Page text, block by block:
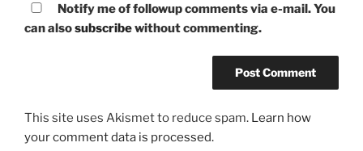
Notify me of followup comments via e-mail. You
can alsosubscribewithout commenting.
This site uses Akismet to reduce spam. Learn how
your comment data is processed.